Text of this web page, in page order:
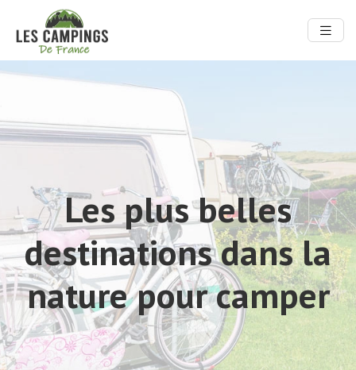
Les plus belles
destinations dans la
nature pour camper